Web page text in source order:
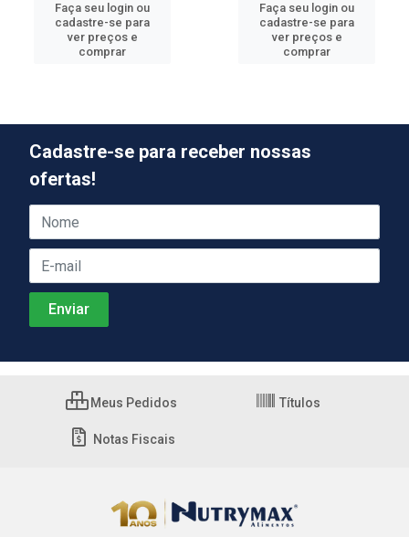
Faça seu login ou
cadastre-se para
ver preços e
comprar
Faça seu login ou
cadastre-se para
ver preços e
comprar
Cadastre-se para receber nossas
ofertas!
Meus Pedidos Títulos
Notas Fiscais